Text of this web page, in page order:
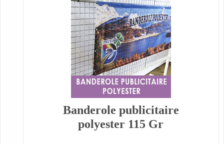
Banderole publicitaire
polyester 115 Gr